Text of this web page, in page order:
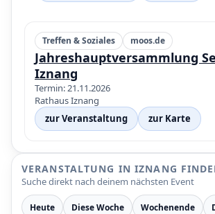
Treffen & Soziales moos.de
Jahreshauptversammlung
Iznang
Termin: 21.11.2026
Rathaus Iznang
zur Veranstaltung
zur Karte
VERANSTALTUNG IN IZNANG
Suche direkt nach deinem nächsten Event
Heute Diese Woche Wochenende